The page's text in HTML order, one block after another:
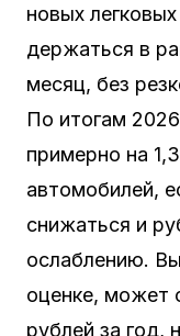
новых
держаться в
месяц, без
По итогам
примерно на
автомобилей,
снижаться и
ослаблению.
оценке, может
рублей за год,